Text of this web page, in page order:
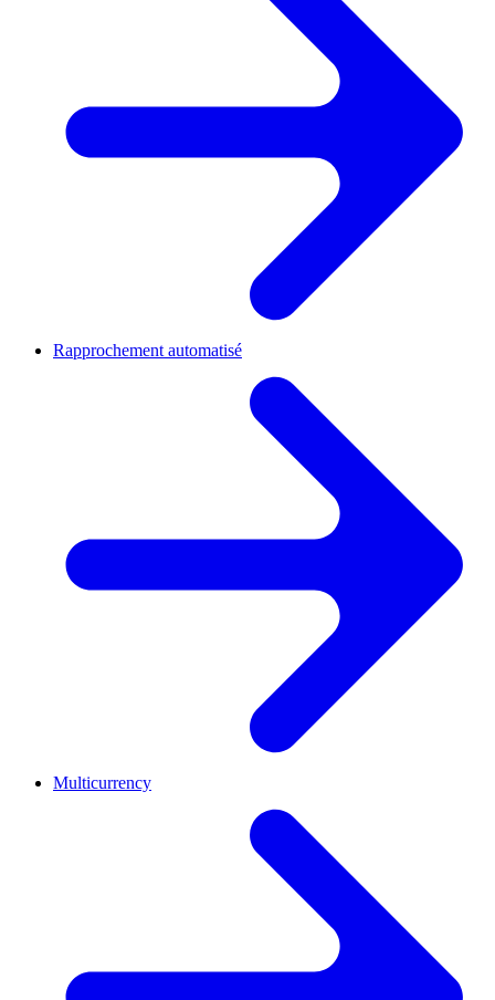
Rapprochement automatisé
Multicurrency